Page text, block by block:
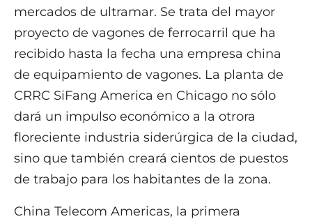
mercados de ultramar. Se trata del mayor
proyecto de vagones de ferrocarril que ha
recibido hasta la fecha una empresa china
de equipamiento de vagones. La planta de
CRRC SiFang America en Chicago no sólo
dará un impulso económico a la otrora
floreciente industria siderúrgica de la ciudad,
sino que también creará cientos de puestos
de trabajo para los habitantes de la zona.
China Telecom Americas, la primera